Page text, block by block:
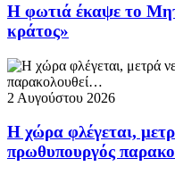
Η φωτιά έκαψε το
κράτος»
2 Αυγούστου 2026
Η χώρα φλέγεται,
πρωθυπουργός